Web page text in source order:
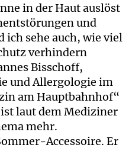
in der Haut auslöst
und
ich sehe auch, wie viel
verhindern
Bisschoff,
und Allergologie im
am Hauptbahnhof“
laut dem Mediziner
mehr.
Accessoire. Er